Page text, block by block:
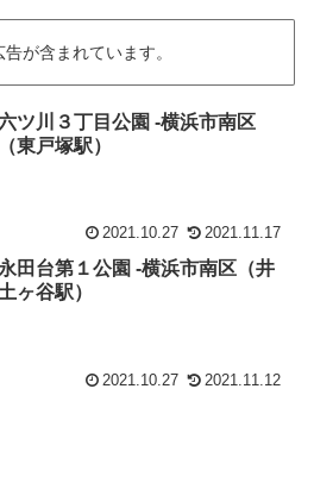
が含まれています。
ツ川３丁目公園 -横浜市南区
（東戸塚駅）
2021.10.27 2021.11.17
田台第１公園 -横浜市南区（井
ヶ谷駅）
2021.10.27 2021.11.12